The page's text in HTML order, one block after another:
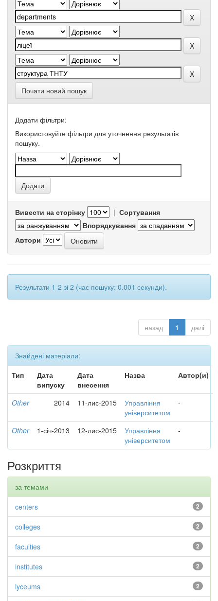
Почати новий пошук
Додати фільтри:
Використовуйте фільтри для уточнення результатів
пошуку.
Вивести на сторінку | Сортування
Впорядкування
Автори
Результати 1-2 зі 2 (час пошуку: 0.001 секунди).
назад 1 далі
Знайдені матеріали:
Тип
Дата
випуску
Дата
внесення
Назва Автор(и)
Other 2014 11-лис-2015
Управління
університетом
-
Other 1-січ-2013 12-лис-2015
Управління
університетом
-
Розкриття
за темами
2
centers
2
colleges
2
faculties
2
institutes
2
lyceums